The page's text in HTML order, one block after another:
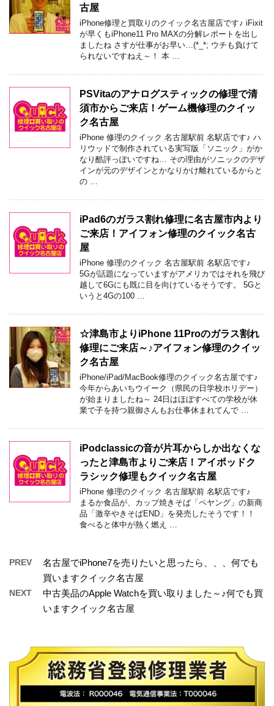
古屋
iPhone修理と買取りのクイック名古屋店です♪ iFixit
が早くもiPhone11 Pro MAXの分解レポートを出し
ましたね さすが仕事がお早い…(*_*; ウチも負けて
られないですねえ～！ 本 …
PSVitaのアナログスティックの修理で清
須市からご来店！ゲーム機修理のクイッ
ク名古屋
iPhone 修理のクイック 名古屋駅前 名駅店です♪ ハ
リウッドで制作されている実写版「ソニック」がか
なり酷評っぽいですね… その理由がソニックのデザ
インが元のデザインとかなりかけ離れているからと
の …
iPad6のガラス割れ修理に名古屋市内より
ご来店！アイフォン修理のクイック名古
屋
iPhone 修理のクイック 名古屋駅前 名駅店です♪
5Gが話題になっていますがアメリカではそれを飛び
越して6Gにも既に目を向けているそうです。 5Gと
いうと4Gの100 …
☆津島市よりiPhone 11Proのガラス割れ
修理にご来店～♪アイフォン修理のクイッ
ク名古屋
iPhone/iPad/MacBook修理のクイック名古屋です♪
今年からあいちウイーク（県民の日学校ホリデー）
が始まりましたね～ 24日はほぼすべての学校が休
業で子を持つ親御さんもお仕事休まれてんで …
iPodclassicの音が片耳からしか出なくな
ったと津島市よりご来店！アイポッドク
ラシック修理もクイック名古屋
iPhone 修理のクイック 名古屋駅前 名駅店です♪
まるか食品が、カップ焼きそば「ペヤング」の新商
品「激辛やきそばEND」を発売したそうです！！
食べると体中が熱く燃え …
PREV
名古屋でiPhone7を売りたいと思ったら、、、何でも
買いますクイック名古屋
NEXT
中古美品のApple Watchを買い取りました～♪何でも買
いますクイック名古屋